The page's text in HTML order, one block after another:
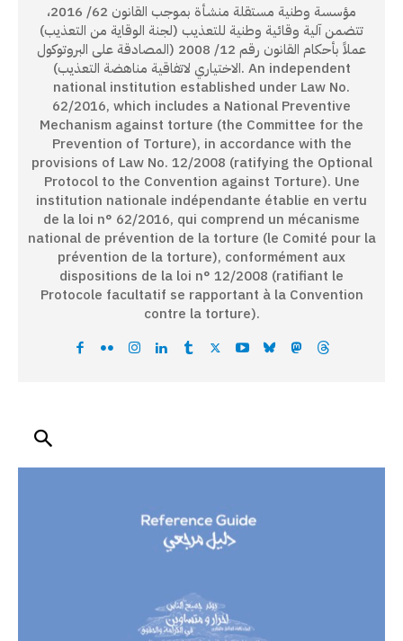
مؤسسة وطنية مستقلة منشأة بموجب القانون 62/ 2016،
تتضمن آلية وقائية وطنية للتعذيب (لجنة الوقاية من التعذيب)
عملاً بأحكام القانون رقم 12/ 2008 (المصادقة على البروتوكول
الاختياري لاتفاقية مناهضة التعذيب). An independent
national institution established under Law No.
62/2016, which includes a National Preventive
Mechanism against torture (the Committee for the
Prevention of Torture), in accordance with the
provisions of Law No. 12/2008 (ratifying the Optional
Protocol to the Convention against Torture). Une
institution nationale indépendante établie en vertu
de la loi n° 62/2016, qui comprend un mécanisme
national de prévention de la torture (le Comité pour la
prévention de la torture), conformément aux
dispositions de la loi n° 12/2008 (ratifiant le
Protocole facultatif se rapportant à la Convention
contre la torture).